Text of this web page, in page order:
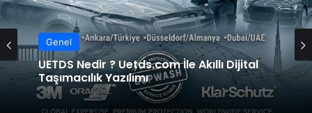
Genel
UETDS Nedir ? Uetds.com İle Akıllı Dijital
Taşımacılık Yazılımı